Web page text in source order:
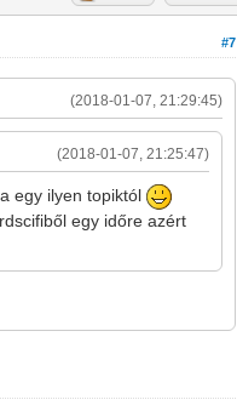
#7
(2018-01-07, 21:29:45)
(2018-01-07, 21:25:47)
egy ilyen topiktól
egy időre azért